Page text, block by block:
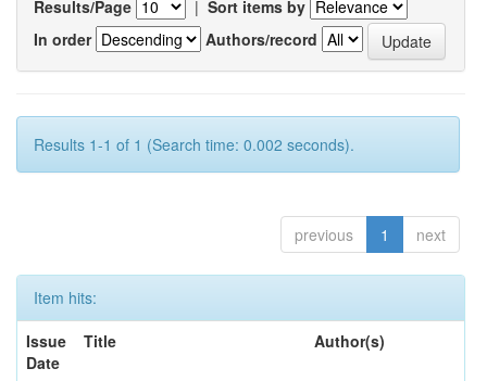
Results/Page | Sort items by
In order
Authors/record
Results 1-1 of 1 (Search time: 0.002 seconds).
previous 1 next
Item hits:
Issue
Date
Title Author(s)